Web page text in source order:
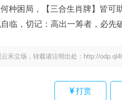
种困局，【三合生肖牌】皆
临，切记：高出一筹者，必先
禾立场，转载请注明出处： http://
打赏